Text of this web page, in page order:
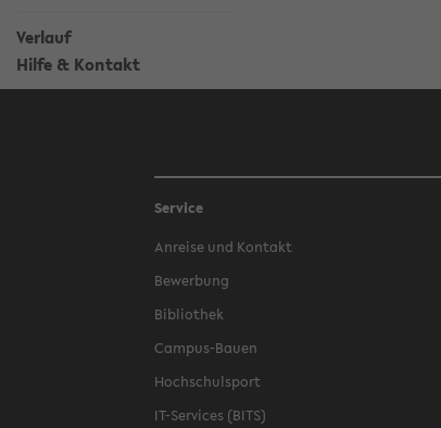
Verlauf
Hilfe & Kontakt
Service
Anreise und Kontakt
Bewerbung
Bibliothek
Campus-Bauen
Hochschulsport
IT-Services (BITS)